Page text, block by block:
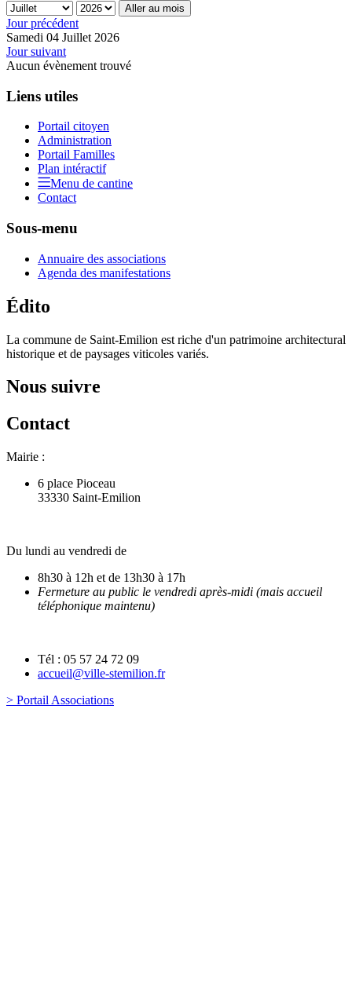
Aller au mois
Jour précédent
Samedi 04 Juillet 2026
Jour suivant
Aucun évènement trouvé
Liens utiles
Portail citoyen
Administration
Portail Familles
Plan intéractif
Menu de cantine
Contact
Sous-menu
Annuaire des associations
Agenda des manifestations
Édito
La commune de Saint-Emilion est riche d'un patrimoine architectural
historique et de paysages viticoles variés.
Nous suivre
Contact
Mairie :
6 place Pioceau
33330 Saint-Emilion
Du lundi au vendredi de
8h30 à 12h et de 13h30 à 17h
Fermeture au public le vendredi après-midi (mais accueil
téléphonique maintenu)
Tél : 05 57 24 72 09
accueil@ville-stemilion.fr
> Portail Associations